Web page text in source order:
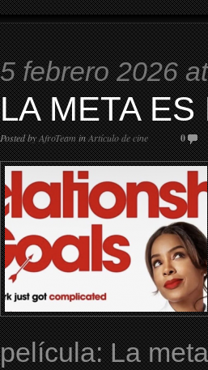
5 febrero 2026
LA META
Posted byAfroTeaminArtículo de cine 0
película: La